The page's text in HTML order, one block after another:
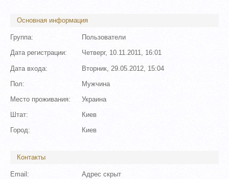
Основная информация
Группа: Пользователи
Дата регистрации: Четверг, 10.11.2011, 16:01
Дата входа: Вторник, 29.05.2012, 15:04
Пол: Мужчина
Место проживания: Украина
Штат: Киев
Город: Киев
Контакты
Email: Адрес скрыт